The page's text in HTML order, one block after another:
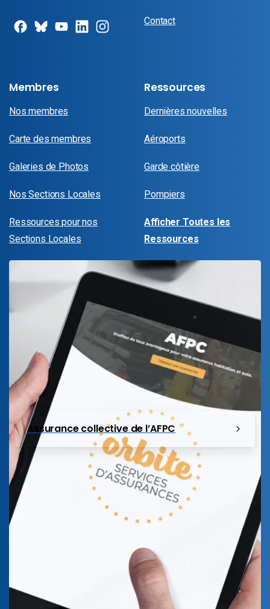
Contact
Membres
Nos membres
Carte des membres
Galeries de Photos
Nos Sections Locales
Ressources pour nos
Sections Locales
Ressources
Dernières nouvelles
Aéroports
Garde côtière
Pompiers
Afficher Toutes les
Ressources
Assurance collective de l’AFPC